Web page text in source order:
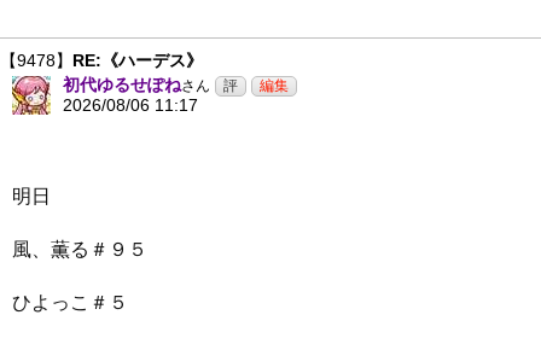
【9478】 RE:《ハーデス》
初代ゆるせぽねさん
2026/08/06 11:17
明日
風、薫る＃９５
ひよっこ＃５